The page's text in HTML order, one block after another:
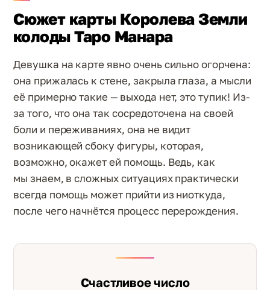
Сюжет карты Королева Земли
колоды Таро Манара
Девушка на карте явно очень сильно огорчена:
она прижалась к стене, закрыла глаза, а мысли
её примерно такие — выхода нет, это тупик! Из-
за того, что она так сосредоточена на своей
боли и переживаниях, она не видит
возникающей сбоку фигуры, которая,
возможно, окажет ей помощь. Ведь, как
мы знаем, в сложных ситуациях практически
всегда помощь может прийти из ниоткуда,
после чего начнётся процесс перерождения.
Счастливое число